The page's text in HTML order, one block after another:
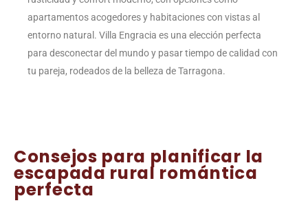
apartamentos acogedores y habitaciones con vistas al
entorno natural. Villa Engracia es una elección perfecta
para desconectar del mundo y pasar tiempo de calidad con
tu pareja, rodeados de la belleza de Tarragona.
Consejos para planificar la
escapada rural romántica
perfecta